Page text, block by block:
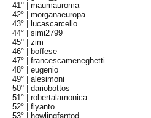
41° |maumauroma
42° |morganaeuropa
43° |
lucascarcello
44° |simi2799
45° |zim
46° |
boffese
47° |francescameneghetti
48° |eugenio
49° |alesimoni
50° |dariobottos
51° |robertalamonica
52° |flyanto
53° |
howlingfantod